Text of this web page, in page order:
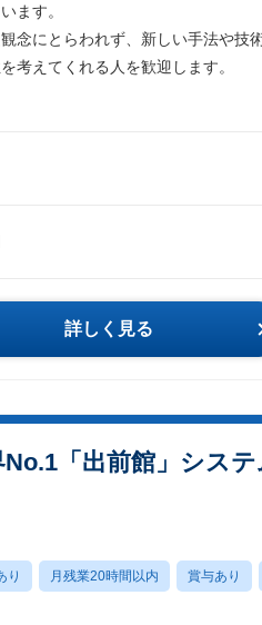
ます。
念にとらわれず、新しい手法や技
考えてくれる人を歓迎します。
詳しく見る
「出前館」シス
り 月残業20時間以内 賞与あり